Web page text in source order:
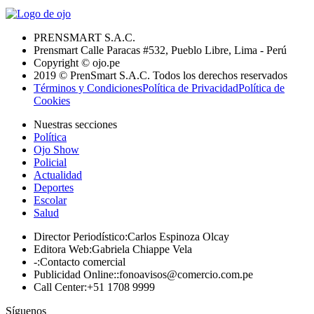
PRENSMART S.A.C.
Prensmart Calle Paracas #532, Pueblo Libre, Lima - Perú
Copyright © ojo.pe
2019 © PrenSmart S.A.C. Todos los derechos reservados
Términos y CondicionesPolítica de PrivacidadPolítica de
Cookies
Nuestras secciones
Política
Ojo Show
Policial
Actualidad
Deportes
Escolar
Salud
Director Periodístico:Carlos Espinoza Olcay
Editora Web:Gabriela Chiappe Vela
-:Contacto comercial
Publicidad Online::fonoavisos@comercio.com.pe
Call Center:+51 1708 9999
Síguenos